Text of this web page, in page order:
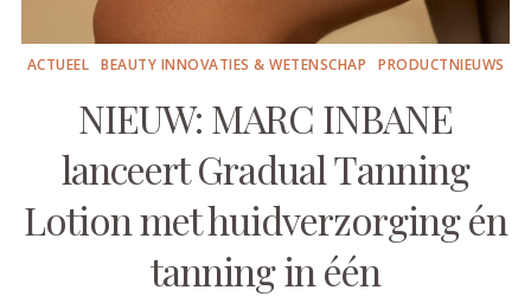
ACTUEEL BEAUTY INNOVATIES & WETENSCHAP PRODUCTNIEUWS
NIEUW: MARC INBANE
lanceert Gradual Tanning
Lotion met huidverzorging én
tanning in één